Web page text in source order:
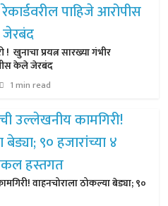
! खुनाचा प्रयत्न सारख्या गंभीर
केले जेरबंद
1 min read
वाहनचोराला ठोकल्या बेड्या; ९०